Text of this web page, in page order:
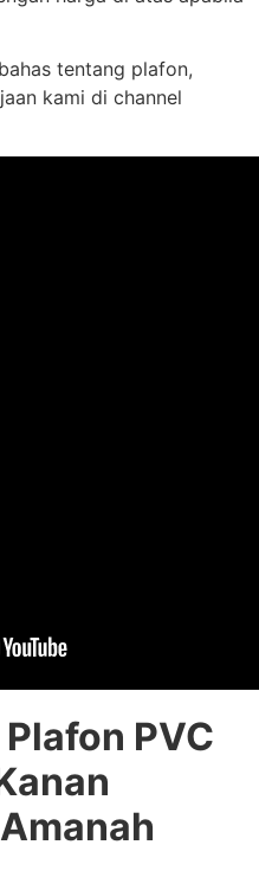
tentang plafon,
kami di channel
PVC